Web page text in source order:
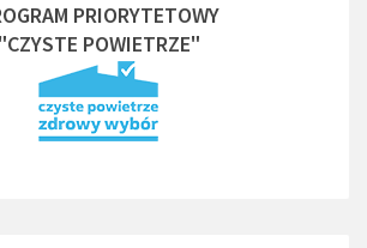
PRIORYTETOWY
"CZYSTE POWIETRZE"